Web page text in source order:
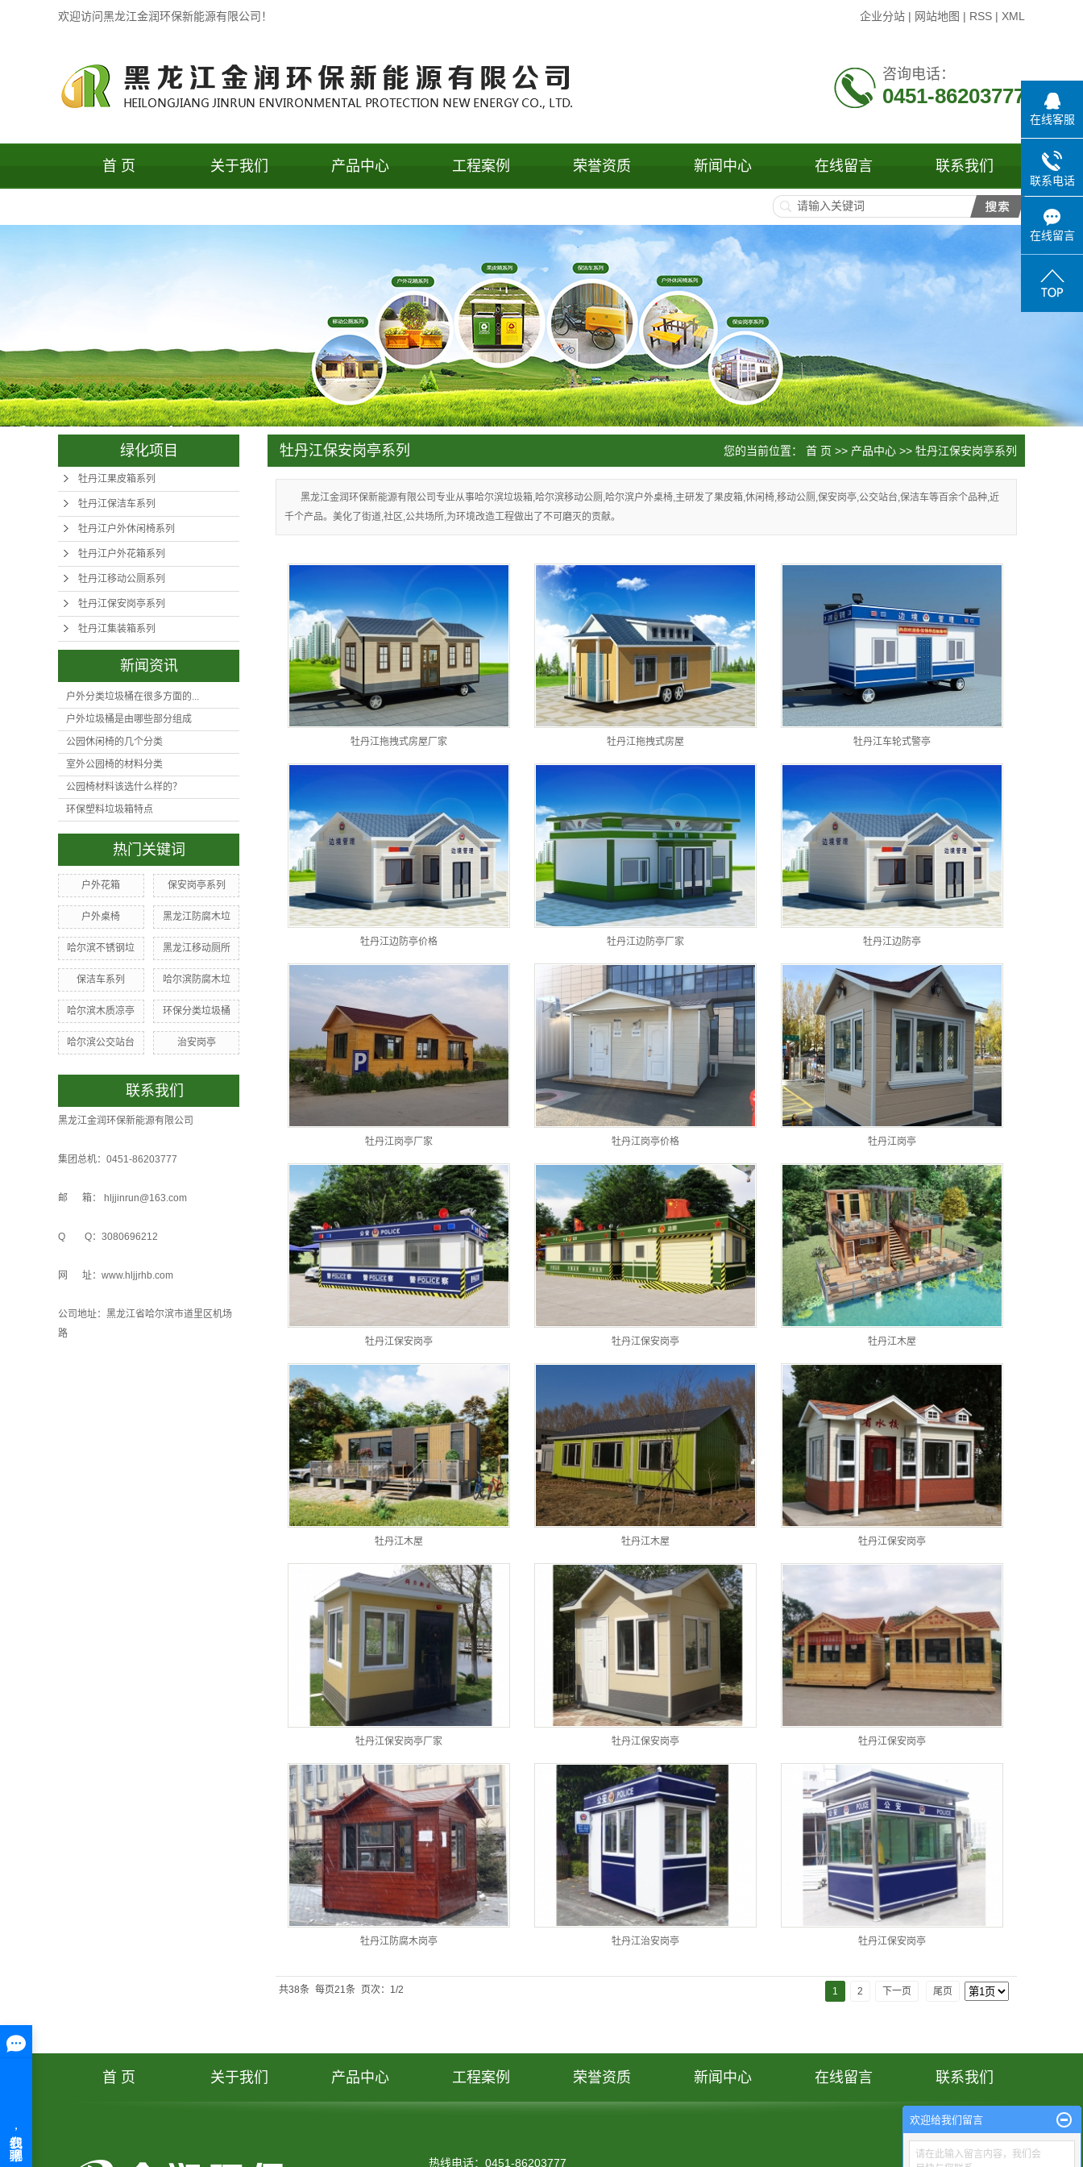
欢迎访问黑龙江金润环保新能源有限公司！ 企业分站 | 网站地图 | RSS | XML
咨询电话：
0451-86203777
首 页 关于我们 产品中心
牡丹江户外休闲椅
牡丹江户外花箱系
列
牡丹江移动公厕系
列
牡丹江保安岗亭系
列
牡丹江集装箱系列
工程案例 荣誉资质 新闻中心
行业新闻
常见问题
在线留言 联系我们
绿化项目
牡丹江果皮箱系列
牡丹江保洁车系列
牡丹江户外休闲椅系列
牡丹江户外花箱系列
牡丹江移动公厕系列
牡丹江保安岗亭系列
牡丹江集装箱系列
新闻资讯
户外分类垃圾桶在很多方面的...
户外垃圾桶是由哪些部分组成
公园休闲椅的几个分类
室外公园椅的材料分类
公园椅材料该选什么样的？
环保塑料垃圾箱特点
热门关键词
户外花箱 保安岗亭系列
户外桌椅 黑龙江防腐木垃
哈尔滨不锈钢垃 黑龙江移动厕所
保洁车系列 哈尔滨防腐木垃
哈尔滨木质凉亭 环保分类垃圾桶
哈尔滨公交站台 治安岗亭
联系我们
黑龙江金润环保新能源有限公司
集团总机：0451-86203777
邮 箱： hljjinrun@163.com
Q Q：3080696212
网 址：www.hljjrhb.com
公司地址：黑龙江省哈尔滨市道里区机场
路
牡丹江保安岗亭系列 您的当前位置： 首 页 >> 产品中心 >> 牡丹江保安岗亭系列
黑龙江金润环保新能源有限公司专业从事哈尔滨垃圾箱,哈尔滨移动公厕,哈尔滨户外桌椅,主研发了果皮箱,休闲椅,移动公厕,保安岗亭,公交站台,保洁车等百余个品种,近
千个产品。美化了街道,社区,公共场所,为环境改造工程做出了不可磨灭的贡献。
牡丹江拖拽式房屋厂家 牡丹江拖拽式房屋 牡丹江车轮式警亭
牡丹江边防亭价格 牡丹江边防亭厂家 牡丹江边防亭
牡丹江岗亭厂家 牡丹江岗亭价格 牡丹江岗亭
牡丹江保安岗亭 牡丹江保安岗亭 牡丹江木屋
牡丹江木屋 牡丹江木屋 牡丹江保安岗亭
牡丹江保安岗亭厂家 牡丹江保安岗亭 牡丹江保安岗亭
牡丹江防腐木岗亭 牡丹江治安岗亭 牡丹江保安岗亭
共38条 每页21条 页次：1/2 1 2 下一页 尾页
首 页 关于我们 产品中心 工程案例 荣誉资质 新闻中心 在线留言 联系我们
热线电话：0451-86203777
在线客服
联系电话
在线留言
欢迎给我们留言
请在此输入留言内容，我们会